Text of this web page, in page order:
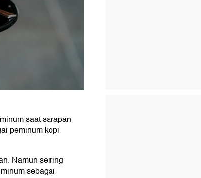
saat sarapan
peminum kopi
Namun seiring
sebagai